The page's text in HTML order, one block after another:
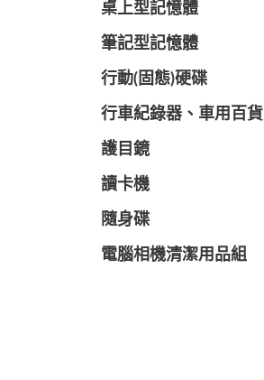
桌上型記憶體
筆記型記憶體
行動(固態)硬碟
行車紀錄器、車用百貨
護目鏡
讀卡機
隨身碟
電腦相機清潔用品組